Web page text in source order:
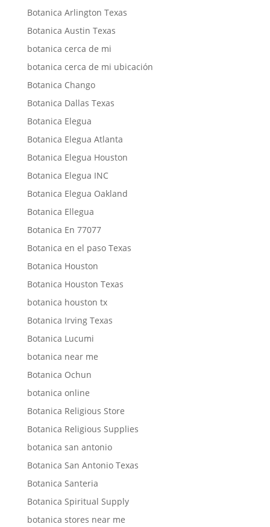
Botanica Arlington Texas
Botanica Austin Texas
botanica cerca de mi
botanica cerca de mi ubicación
Botanica Chango
Botanica Dallas Texas
Botanica Elegua
Botanica Elegua Atlanta
Botanica Elegua Houston
Botanica Elegua INC
Botanica Elegua Oakland
Botanica Ellegua
Botanica En 77077
Botanica en el paso Texas
Botanica Houston
Botanica Houston Texas
botanica houston tx
Botanica Irving Texas
Botanica Lucumi
botanica near me
Botanica Ochun
botanica online
Botanica Religious Store
Botanica Religious Supplies
botanica san antonio
Botanica San Antonio Texas
Botanica Santeria
Botanica Spiritual Supply
botanica stores near me